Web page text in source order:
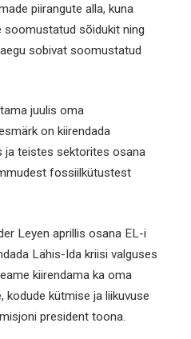
piirangute alla, kuna
soomustatud sõidukit ning
sobivat soomustatud
juulis oma
on kiirendada
ja teistes sektorites osana
fossiilkütustest
Leyen aprillis osana EL-i
Lähis-Ida kriisi valguses
kiirendama ka oma
kütmise ja liikuvuse
president toona.